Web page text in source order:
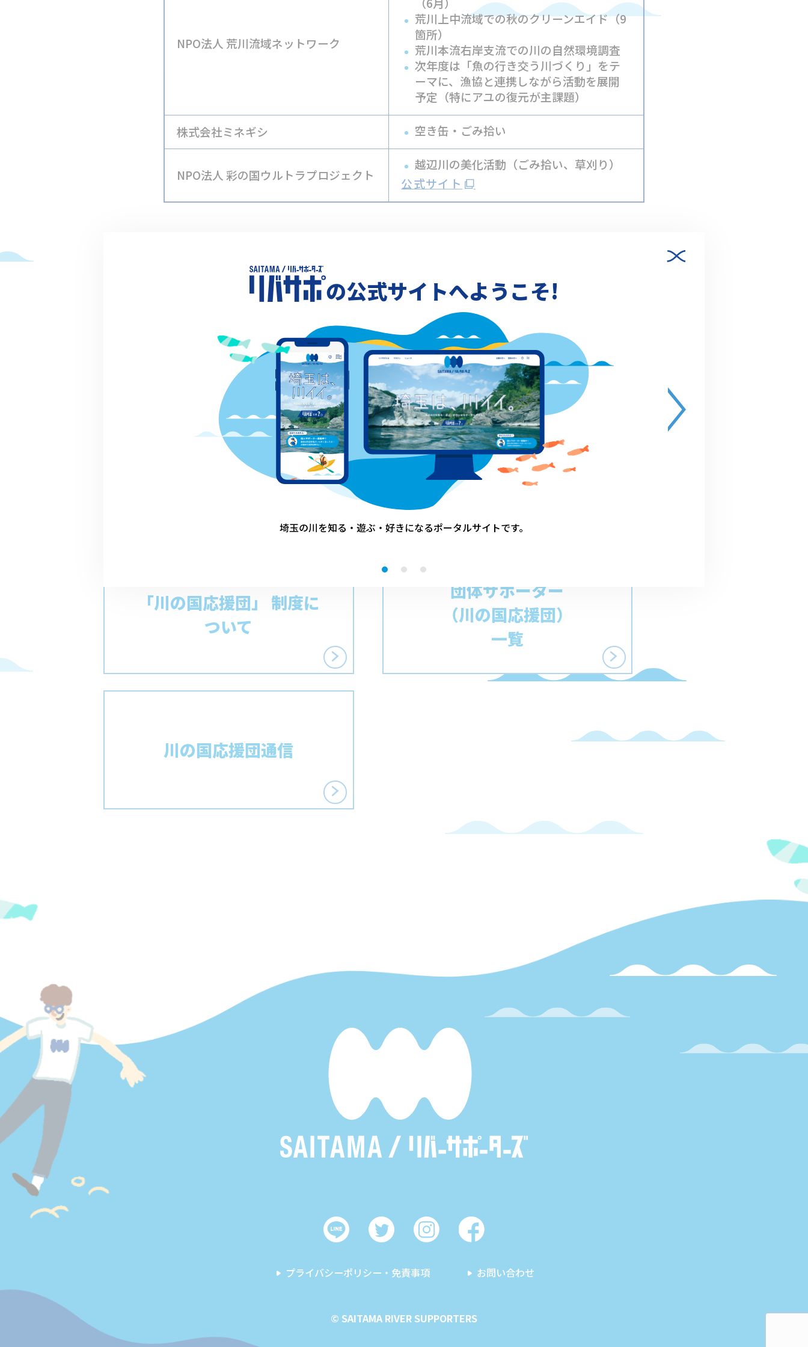
NPO法人 荒川流域ネットワーク
荒川上中流域での秋のクリーンエイド（9
箇所）
荒川本流右岸支流での川の自然環境調査
次年度は「魚の行き交う川づくり」をテ
ーマに、漁協と連携しながら活動を展開
予定（特にアユの復元が主課題）
株式会社ミネギシ 空き缶・ごみ拾い
NPO法人 彩の国ウルトラプロジェクト
越辺川の美化活動（ごみ拾い、草刈り）
公式サイト
団体サポーター（川の国応援団）へのご登録を
検討中の方へ
団体サポーター（川の国応援団）の詳細、およびご登録方法、または川の国応援
団マッチングエントリーについてご興味のある方は、以下よりご確認ください。
詳細・ご登録はこちら
「川の国応援団」 制度に
ついて
団体サポーター
（川の国応援団）
一覧
川の国応援団通信
プライバシーポリシー・免責事項 お問い合わせ
© SAITAMA RIVER SUPPORTERS
の公式サイトへようこそ!
埼玉の川を知る・遊ぶ・好きになるポータルサイトです。